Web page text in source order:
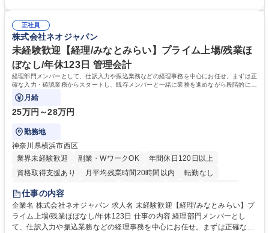
のOJTで業務を習得可能、未経験でもしっかりサポート 学歴・資格 学
歴：大学院 大学 高専 短大 語学力： 資格：
正社員
株式会社ネオジャパン
未経験歓迎【経理/みなとみらい】プライム上場/残業ほ
ぼなし/年休123日 管理会計
経理部門メンバーとして、仕訳入力や振込業務などの経理事務を中心にお任せ。まずは正
確な入力・確認業務からスタートし、既存メンバーと一緒に業務を進めながら段階的に経
理知識を身につけていただきます。
月給
25万円～28万円
勤務地
神奈川県横浜市西区
業界未経験歓迎
副業・WワークOK
年間休日120日以上
資格取得支援あり
月平均残業時間20時間以内
転勤なし
未経験者歓迎
完全週休2日制
交通費支給 駅近5分以内 土日祝休み
服装自由
寮・社宅あり
仕事の内容
企業名 株式会社ネオジャパン 求人名 未経験歓迎【経理/みなとみらい】プ
ライム上場/残業ほぼなし/年休123日 仕事の内容 経理部門メンバーとし
て、仕訳入力や振込業務などの経理事務を中心にお任せ。まずは正確な入